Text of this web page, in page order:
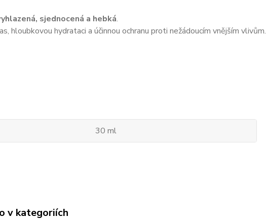
sjednocená a hebká.
hloubkovou hydrataci a účinnou ochranu proti nežádoucím vnějším vlivům.
30 ml
v kategoriích